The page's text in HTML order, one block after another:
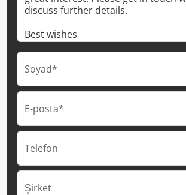
Soyad*
E-posta*
Telefon
Şirket